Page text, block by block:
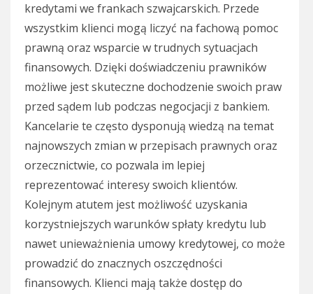
kredytami we frankach szwajcarskich. Przede
wszystkim klienci mogą liczyć na fachową pomoc
prawną oraz wsparcie w trudnych sytuacjach
finansowych. Dzięki doświadczeniu prawników
możliwe jest skuteczne dochodzenie swoich praw
przed sądem lub podczas negocjacji z bankiem.
Kancelarie te często dysponują wiedzą na temat
najnowszych zmian w przepisach prawnych oraz
orzecznictwie, co pozwala im lepiej
reprezentować interesy swoich klientów.
Kolejnym atutem jest możliwość uzyskania
korzystniejszych warunków spłaty kredytu lub
nawet unieważnienia umowy kredytowej, co może
prowadzić do znacznych oszczędności
finansowych. Klienci mają także dostęp do